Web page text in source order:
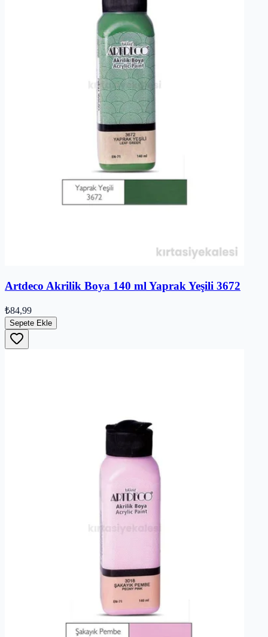
Artdeco Akrilik Boya 140 ml Yaprak Yeşili 3672
₺84,99
Sepete Ekle